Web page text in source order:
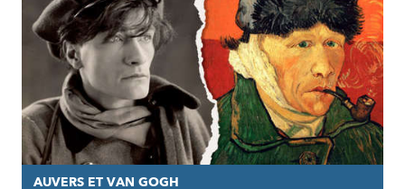
AUVERS ET VAN GOGH